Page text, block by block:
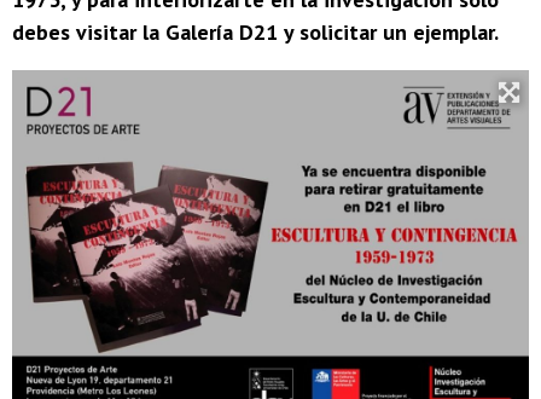
debes visitar la Galería D21 y solicitar un ejemplar.